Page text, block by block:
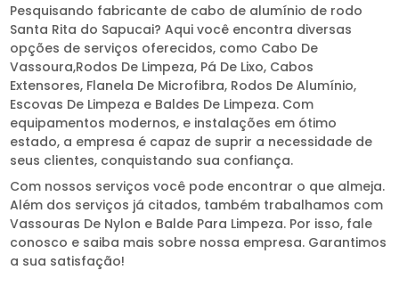
Pesquisando fabricante de cabo de alumínio de rodo
Santa Rita do Sapucai? Aqui você encontra diversas
opções de serviços oferecidos, como Cabo De
Vassoura,Rodos De Limpeza, Pá De Lixo, Cabos
Extensores, Flanela De Microfibra, Rodos De Alumínio,
Escovas De Limpeza e Baldes De Limpeza. Com
equipamentos modernos, e instalações em ótimo
estado, a empresa é capaz de suprir a necessidade de
seus clientes, conquistando sua confiança.
Com nossos serviços você pode encontrar o que almeja.
Além dos serviços já citados, também trabalhamos com
Vassouras De Nylon e Balde Para Limpeza. Por isso, fale
conosco e saiba mais sobre nossa empresa. Garantimos
a sua satisfação!